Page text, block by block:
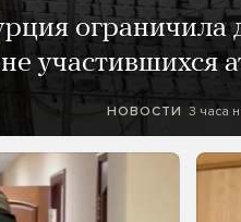
участившихся
НОВОСТИ 3 часа